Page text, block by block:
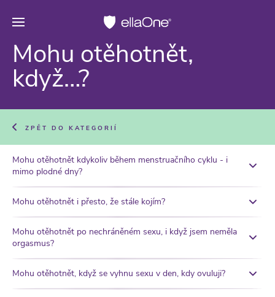
Mohu otěhotnět,
když…?
ZPĚT DO KATEGORIÍ
Mohu otěhotnět kdykoliv během menstruačního cyklu - i
mimo plodné dny?
Mohu otěhotnět i přesto, že stále kojím?
Mohu otěhotnět po nechráněném sexu, i když jsem neměla
orgasmus?
Mohu otěhotnět, když se vyhnu sexu v den, kdy ovuluji?